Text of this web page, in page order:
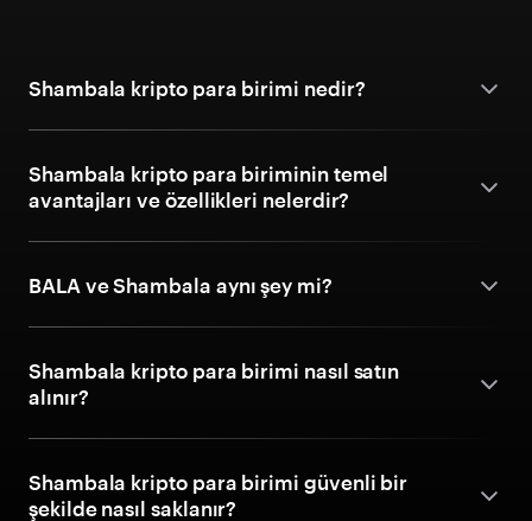
Shambala kripto para birimi nedir?
Shambala kripto para biriminin temel
avantajları ve özellikleri nelerdir?
BALA ve Shambala aynı şey mi?
Shambala kripto para birimi nasıl satın
alınır?
Shambala kripto para birimi güvenli bir
şekilde nasıl saklanır?